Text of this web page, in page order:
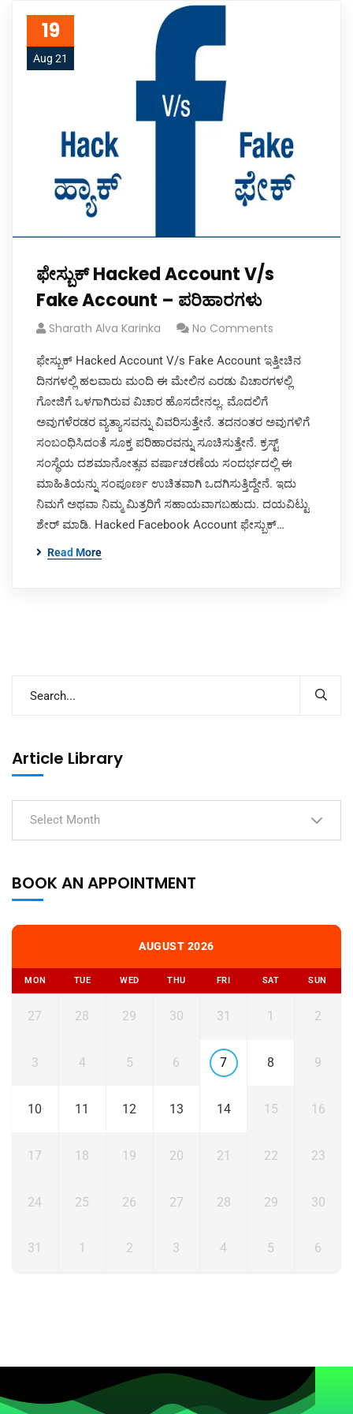
19
Aug 21
ಫೇಸ್ಬುಕ್ Hacked Account V/s
Fake Account – ಪರಿಹಾರಗಳು
Sharath Alva Karinka No Comments
ಫೇಸ್ಬುಕ್ Hacked Account V/s Fake Account ಇತ್ತೀಚಿನ
ದಿನಗಳಲ್ಲಿ ಹಲವಾರು ಮಂದಿ ಈ ಮೇಲಿನ ಎರಡು ವಿಚಾರಗಳಲ್ಲಿ
ಗೋಜಿಗೆ ಒಳಗಾಗಿರುವ ವಿಚಾರ ಹೊಸದೇನಲ್ಲ. ಮೊದಲಿಗೆ
ಅವುಗಳೆರಡರ ವ್ಯತ್ಯಾಸವನ್ನು ವಿವರಿಸುತ್ತೇನೆ. ತದನಂತರ ಅವುಗಳಿಗೆ
ಸಂಬಂಧಿಸಿದಂತೆ ಸೂಕ್ತ ಪರಿಹಾರವನ್ನು ಸೂಚಿಸುತ್ತೇನೆ. ಕ್ರಸ್ಟ್
ಸಂಸ್ಥೆಯ ದಶಮಾನೋತ್ಸವ ವರ್ಷಾಚರಣೆಯ ಸಂದರ್ಭದಲ್ಲಿ ಈ
ಮಾಹಿತಿಯನ್ನು ಸಂಪೂರ್ಣ ಉಚಿತವಾಗಿ ಒದಗಿಸುತ್ತಿದ್ದೇನೆ. ಇದು
ನಿಮಗೆ ಅಥವಾ ನಿಮ್ಮ ಮಿತ್ರರಿಗೆ ಸಹಾಯವಾಗಬಹುದು. ದಯವಿಟ್ಟು
ಶೇರ್ ಮಾಡಿ. Hacked Facebook Account ಫೇಸ್ಬುಕ್…
Read More
Article Library
Select Month
BOOK AN APPOINTMENT
AUGUST 2026
MON TUE WED THU FRI SAT SUN
27 28 29 30 31 1 2
3 4 5 6 7 8 9
10 11 12 13 14 15 16
17 18 19 20 21 22 23
24 25 26 27 28 29 30
31 1 2 3 4 5 6